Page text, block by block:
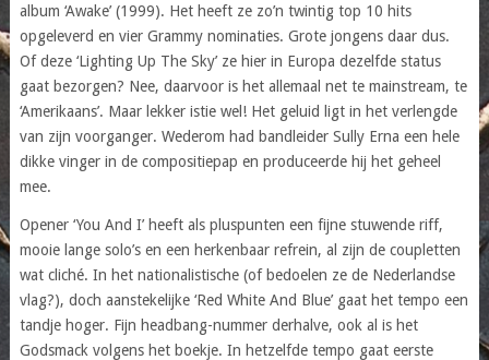
album ‘Awake’ (1999). Het heeft ze zo’n twintig top 10 hits
opgeleverd en vier Grammy nominaties. Grote jongens daar dus.
Of deze ‘Lighting Up The Sky’ ze hier in Europa dezelfde status
gaat bezorgen? Nee, daarvoor is het allemaal net te mainstream, te
‘Amerikaans’. Maar lekker istie wel! Het geluid ligt in het verlengde
van zijn voorganger. Wederom had bandleider Sully Erna een hele
dikke vinger in de compositiepap en produceerde hij het geheel
mee.
Opener ‘You And I’ heeft als pluspunten een fijne stuwende riff,
mooie lange solo’s en een herkenbaar refrein, al zijn de coupletten
wat cliché. In het nationalistische (of bedoelen ze de Nederlandse
vlag?), doch aanstekelijke ‘Red White And Blue’ gaat het tempo een
tandje hoger. Fijn headbang-nummer derhalve, ook al is het
Godsmack volgens het boekje. In hetzelfde tempo gaat eerste